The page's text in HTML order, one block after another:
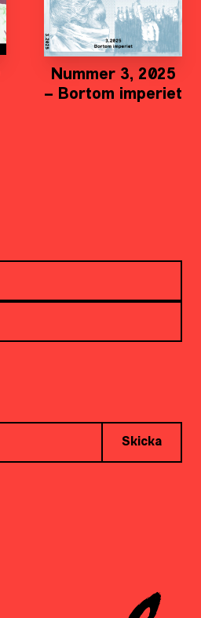
Nummer 3, 2025
– Bortom imperiet
Skicka